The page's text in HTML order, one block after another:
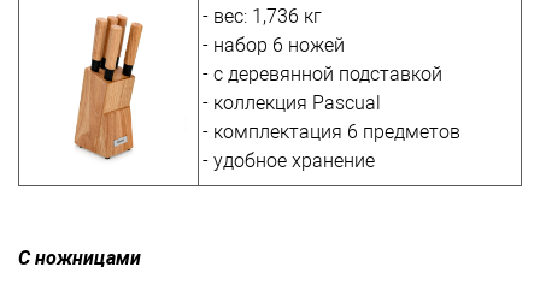
- вес: 1,736 кг
- набор 6 ножей
- с деревянной подставкой
- коллекция Pascual
- комплектация 6 предметов
- удобное хранение
С ножницами